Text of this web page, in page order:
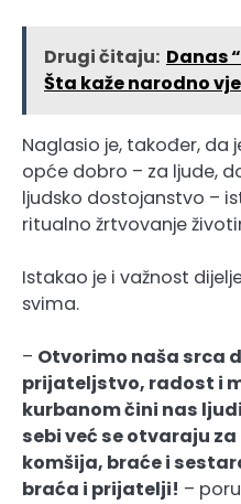
Drugi čitaju: Danas
Šta kaže narodno
Naglasio je, također, da
opće dobro – za ljude,
ljudsko dostojanstvo –
ritualno žrtvovanje
Istakao je i važnost
svima.
– Otvorimo naša srca
prijateljstvo, radost i
kurbanom čini nas
sebi već se otvaraju
komšija, braće i
braća i prijatelji! –